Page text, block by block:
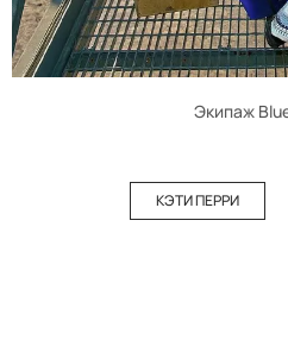
Экипаж
КЭТИ ПЕРРИ